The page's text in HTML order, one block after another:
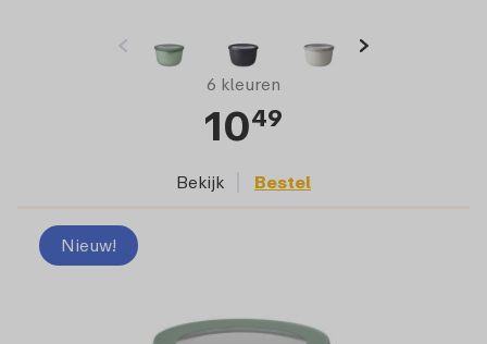
6 kleuren
1049
Bekijk Bestel
Nieuw!